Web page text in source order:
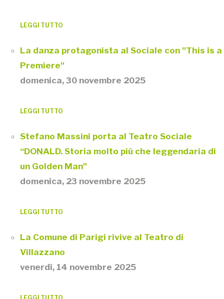
LEGGI TUTTO
La danza protagonista al Sociale con "This is a
Premiere"
domenica, 30 novembre 2025
LEGGI TUTTO
Stefano Massini porta al Teatro Sociale
“DONALD. Storia molto più che leggendaria di
un Golden Man"
domenica, 23 novembre 2025
LEGGI TUTTO
La Comune di Parigi rivive al Teatro di
Villazzano
venerdì, 14 novembre 2025